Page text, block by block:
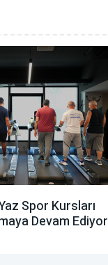
Spor Kursları
Devam Ediyor